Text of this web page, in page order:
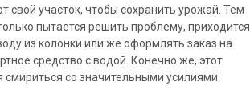
свой участок, чтобы сохранить урожай. Тем
пытается решить проблему, приходится
из колонки или же оформлять заказ на
средство с водой. Конечно же, этот
со значительными усилиями